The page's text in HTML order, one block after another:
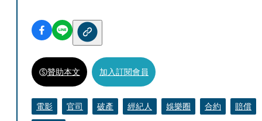
贊助本文 加入訂閱會員
電影 官司 破產 經紀人 娛樂圈 合約
賠償